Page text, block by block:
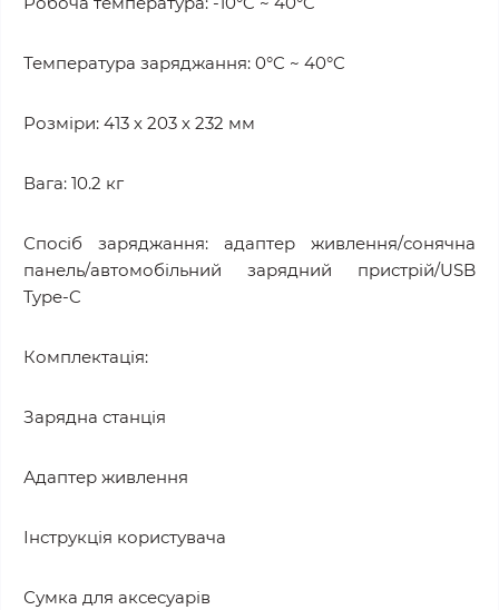
Температура заряджання: 0°C ~ 40°C
Розміри: 413 х 203 х 232 мм
Вага: 10.2 кг
Спосіб заряджання: адаптер живлення/сонячна
панель/автомобільний зарядний пристрій/USB
Type-C
Комплектація:
Зарядна станція
Адаптер живлення
Інструкція користувача
Сумка для аксесуарів